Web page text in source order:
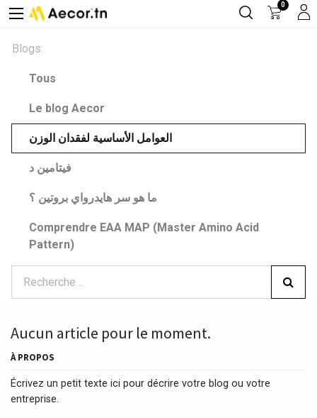
0
Blogs:
Tous
Le blog Aecor
العوامل الأساسية لفقدان الوزن
فيتامين د
ما هو سر هايدرواي بروتين ؟
Comprendre EAA MAP (Master Amino Acid
Pattern)
Aucun article pour le moment.
À PROPOS
Écrivez un petit texte ici pour décrire votre blog ou votre
entreprise.